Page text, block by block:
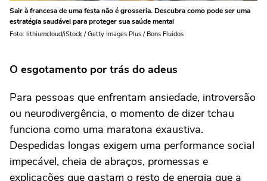
Sair à francesa de uma festa não é grosseria. Descubra como pode ser uma
estratégia saudável para proteger sua saúde mental
Foto: lithiumcloud/iStock / Getty Images Plus / Bons Fluidos
O esgotamento por trás do adeus
Para pessoas que enfrentam ansiedade, introversão
ou neurodivergência, o momento de dizer tchau
funciona como uma maratona exaustiva.
Despedidas longas exigem uma performance social
impecável, cheia de abraços, promessas e
explicações que gastam o resto de energia que a